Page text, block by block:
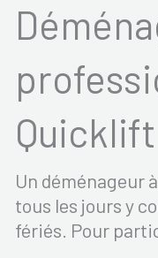
Quicklift
Un déménageur
tous les jours y
fériés. Pour